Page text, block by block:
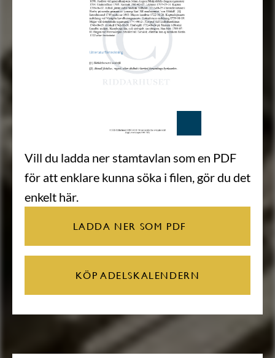
Vill du ladda ner stamtavlan som en PDF
för att enklare kunna söka i filen, gör du det
enkelt här.
LADDA NER SOM PDF
KÖP ADELSKALENDERN